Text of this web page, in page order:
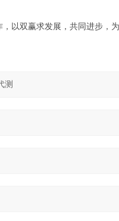
以双赢求发展，共同进步，